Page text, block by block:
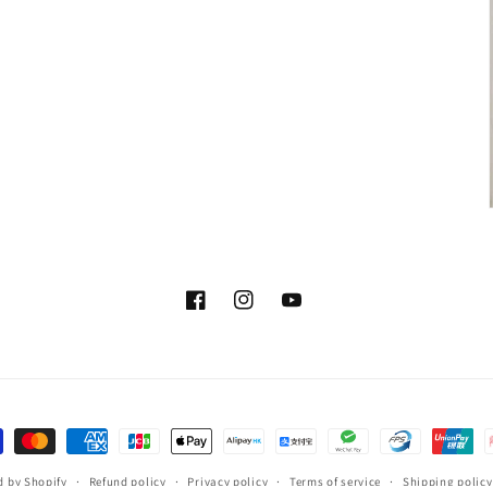
FacebookInstagramYouTube
by Shopify Refund policy Privacy policy Terms of service Shipping policy